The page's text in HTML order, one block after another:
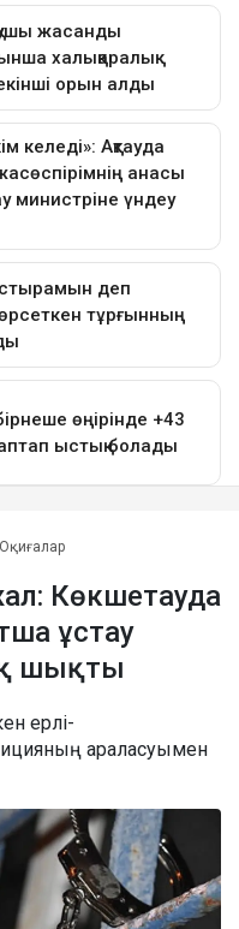
Оқиғалар
Көкшетауда
ұстау
шықты
ерлі-
араласуымен